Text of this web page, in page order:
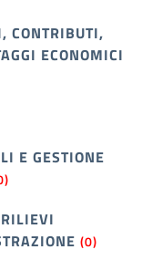
CONTRIBUTI,
ECONOMICI
E GESTIONE
(0)